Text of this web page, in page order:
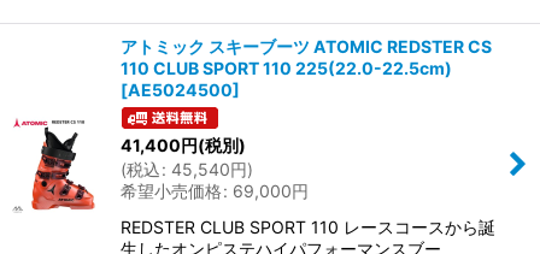
アトミック スキーブーツ ATOMIC REDSTER CS
110 CLUB SPORT 110 225(22.0-22.5cm)
[AE5024500]
41,400円(税別)
(税込: 45,540円)
希望小売価格: 69,000円
REDSTER CLUB SPORT 110 レースコースから誕
生したオンピステハイパフォーマンスブー